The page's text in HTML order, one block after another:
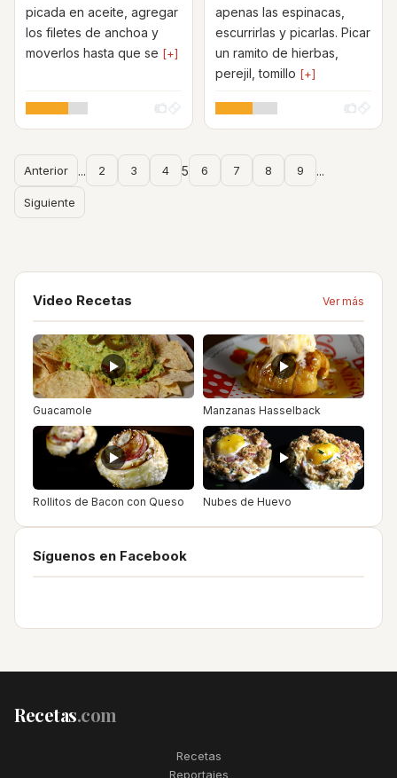
picada en aceite, agregar
los filetes de anchoa y
moverlos hasta que se [+]
apenas las espinacas,
escurrirlas y picarlas. Picar
un ramito de hierbas,
perejil, tomillo [+]
Anterior ... 2 3 4 5 6 7 8 9 ...
Siguiente
Video Recetas Ver más
Guacamole Manzanas Hasselback
Rollitos de Bacon con Queso Nubes de Huevo
Síguenos en Facebook
Recetas.com
Recetas
Reportajes